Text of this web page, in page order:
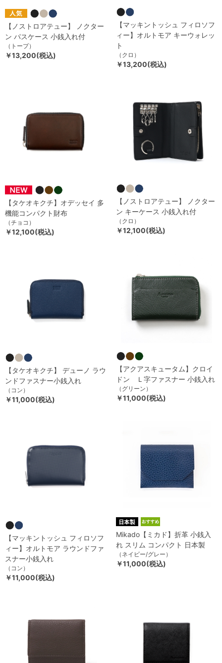
【ノストロアテュー】 ノクター
ン パスケース 小銭入れ付
（トープ）
￥13,200(税込)
【マッキントッシュ フィロソフ
ィー】オルトモア キーウォレッ
ト
（クロ）
￥13,200(税込)
【タケオキクチ】オデッセイ 多
機能コンパクト財布
（チョコ）
￥12,100(税込)
【ノストロアテュー】 ノクター
ン キーケース 小銭入れ付
（クロ）
￥12,100(税込)
【タケオキクチ】 デューノ ラウ
ンドファスナー小銭入れ
（コン）
￥11,000(税込)
【アクアスキュータム】クロイ
ドン Ｌ字ファスナー 小銭入れ
（グリーン）
￥11,000(税込)
【マッキントッシュ フィロソフ
ィー】オルトモア ラウンドファ
スナー小銭入れ
（コン）
￥11,000(税込)
Mikado【ミカド】折革 小銭入
れ スリム コンパクト 日本製
（ネイビー/グレー）
￥11,000(税込)